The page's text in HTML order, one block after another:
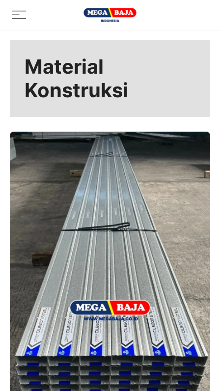
Menu
Material
Konstruksi